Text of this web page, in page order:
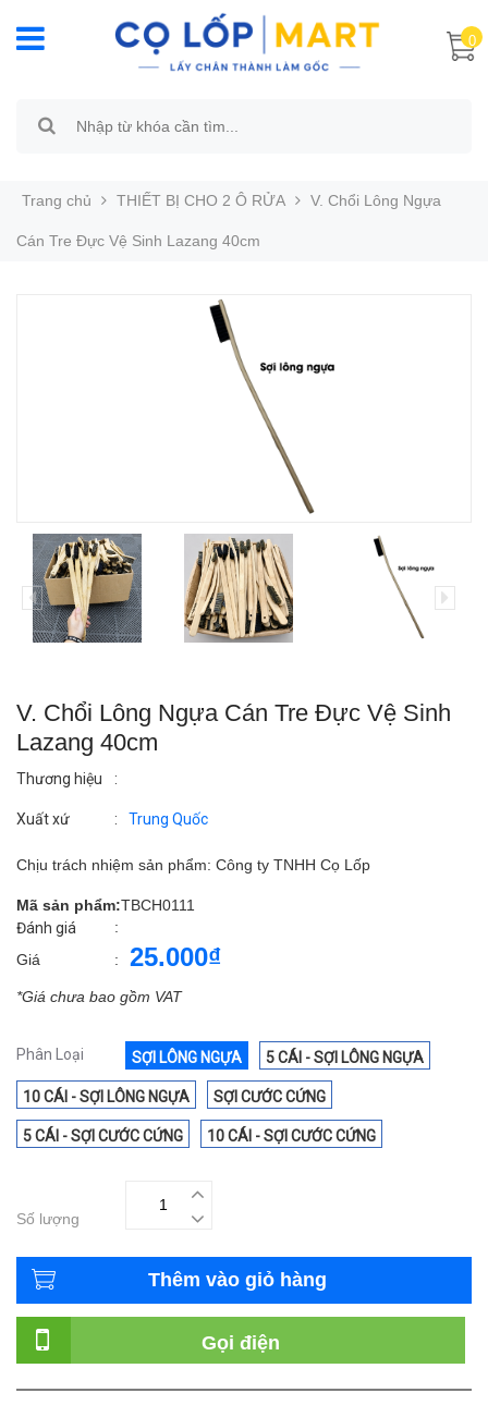
0
Trang chủ THIẾT BỊ CHO 2 Ô RỬA V. Chổi Lông Ngựa
Cán Tre Đực Vệ Sinh Lazang 40cm
V. Chổi Lông Ngựa Cán Tre Đực Vệ Sinh
Lazang 40cm
Thương hiệu :
Xuất xứ : Trung Quốc
Chịu trách nhiệm sản phẩm: Công ty TNHH Cọ Lốp
Mã sản phẩm:TBCH0111
Đánh giá
:
Giá
: 25.000₫
*Giá chưa bao gồm VAT
Phân Loại SỢI LÔNG NGỰA 5 CÁI - SỢI LÔNG NGỰA
10 CÁI - SỢI LÔNG NGỰA SỢI CƯỚC CỨNG
5 CÁI - SỢI CƯỚC CỨNG 10 CÁI - SỢI CƯỚC CỨNG
Số lượng
Thêm vào giỏ hàng
Gọi điện